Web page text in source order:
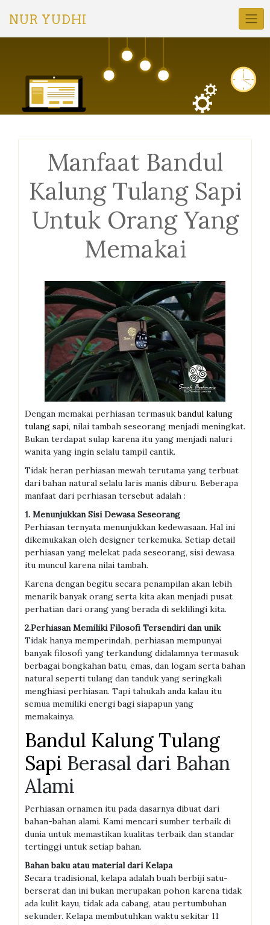
NUR YUDHI
Manfaat Bandul
Kalung Tulang Sapi
Untuk Orang Yang
Memakai
Dengan memakai perhiasan termasukbandul kalung
tulang sapi, nilai tambah seseorang menjadi meningkat.
Bukan terdapat sulap karena itu yang menjadi naluri
wanita yang ingin selalu tampil cantik.
Tidak heran perhiasan mewah terutama yang terbuat
dari bahan natural selalu laris manis diburu. Beberapa
manfaat dari perhiasan tersebut adalah :
1. Menunjukkan Sisi Dewasa Seseorang
Perhiasan ternyata menunjukkan kedewasaan. Hal ini
dikemukakan oleh designer terkemuka. Setiap detail
perhiasan yang melekat pada seseorang, sisi dewasa
itu muncul karena nilai tambah.
Karena dengan begitu secara penampilan akan lebih
menarik banyak orang serta kita akan menjadi pusat
perhatian dari orang yang berada di seklilingi kita.
2.Perhiasan Memiliki Filosofi Tersendiri dan unik
Tidak hanya memperindah, perhiasan mempunyai
banyak filosofi yang terkandung didalamnya termasuk
berbagai bongkahan batu, emas, dan logam serta bahan
natural seperti tulang dan tanduk yang seringkali
menghiasi perhiasan. Tapi tahukah anda kalau itu
semua memiliki energi bagi siapapun yang
memakainya.
Bandul Kalung Tulang
Sapi Berasal dari Bahan
Alami
Perhiasan ornamen itu pada dasarnya dibuat dari
bahan-bahan alami. Kami mencari sumber terbaik di
dunia untuk memastikan kualitas terbaik dan standar
tertinggi untuk setiap bahan.
Bahan baku atau material dari Kelapa
Secara tradisional, kelapa adalah buah berbiji satu-
berserat dan ini bukan merupakan pohon karena tidak
ada kulit kayu, tidak ada cabang, atau pertumbuhan
sekunder. Kelapa membutuhkan waktu sekitar 11